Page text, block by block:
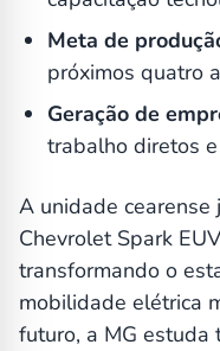
Meta de
próximos quatro
Geração de
trabalho diretos
A unidade
Chevrolet Spark
transformando o
mobilidade elétrica
futuro, a MG estuda